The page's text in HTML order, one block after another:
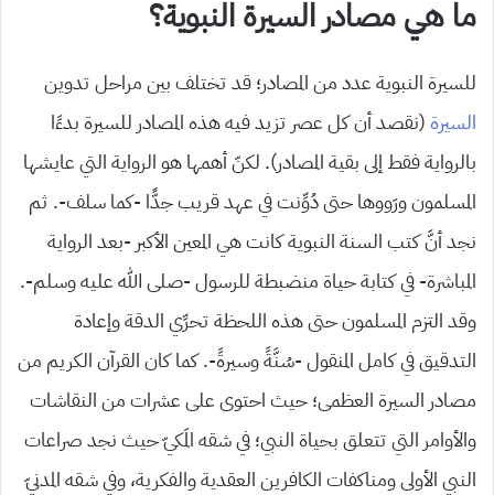
ما هي مصادر السيرة النبوية؟
للسيرة النبوية عدد من المصادر؛ قد تختلف بين مراحل تدوين
السيرة(نقصد أن كل عصر تزيد فيه هذه المصادر للسيرة بدءًا
بالرواية فقط إلى بقية المصادر). لكنّ أهمها هو الرواية التي عايشها
المسلمون ورَووها حتى دُوِّنت في عهد قريب جدًّا -كما سلف-. ثم
نجد أنَّ كتب السنة النبوية كانت هي المعين الأكبر -بعد الرواية
المباشرة- في كتابة حياة منضبطة للرسول -صلى الله عليه وسلم-.
وقد التزم المسلمون حتى هذه اللحظة تحرِّي الدقة وإعادة
التدقيق في كامل المنقول -سُنَّةً وسيرةً-. كما كان القرآن الكريم من
مصادر السيرة العظمى؛ حيث احتوى على عشرات من النقاشات
والأوامر التي تتعلق بحياة النبي؛ في شقه المَكيّ حيث نجد صراعات
النبي الأولى ومناكفات الكافرين العقدية والفكرية، وفي شقه المدنيّ